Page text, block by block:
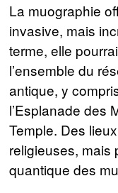
La muographie
invasive, mais
terme, elle
l’ensemble du
antique, y
l’Esplanade des
Temple. Des
religieuses, mais
quantique des